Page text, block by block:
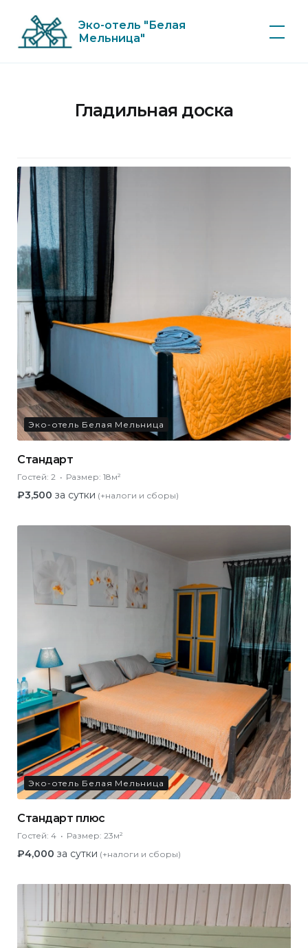
content
Эко-отель "Белая
Мельница"
Гладильная доска
Эко-отель Белая Мельница
Стандарт
Гостей: 2 Размер: 18м²
₽3,500 за сутки (+налоги и сборы)
Эко-отель Белая Мельница
Стандарт плюс
Гостей: 4 Размер: 23м²
₽4,000 за сутки (+налоги и сборы)